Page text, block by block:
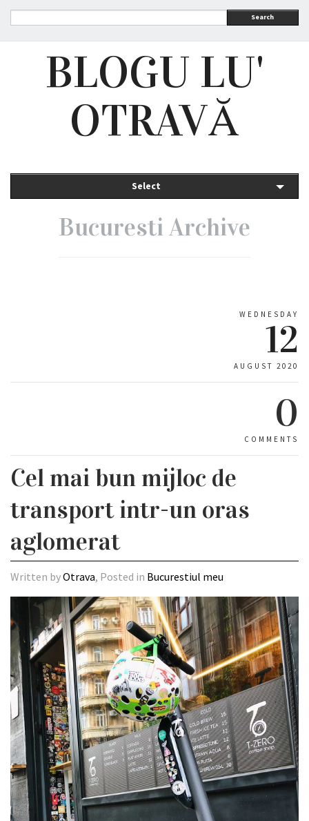
Search
BLOGU LU'
OTRAVĂ
Select
Bucuresti Archive
WEDNESDAY
12
AUGUST 2020
0
COMMENTS
Cel mai bun mijloc de
transport intr-un oras
aglomerat
Written byOtrava, Posted in Bucurestiul meu